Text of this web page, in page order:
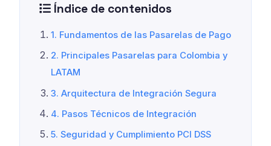
Índice de contenidos
1. Fundamentos de las Pasarelas de Pago
2. Principales Pasarelas para Colombia y
LATAM
3. Arquitectura de Integración Segura
4. Pasos Técnicos de Integración
5. Seguridad y Cumplimiento PCI DSS